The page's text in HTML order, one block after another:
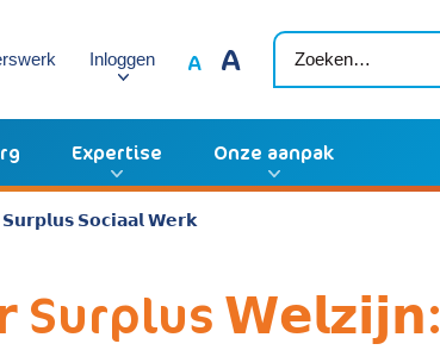
Inloggen A A
Expertise Onze aanpak
𝗦𝗼𝗰𝗶𝗮𝗮𝗹 𝗪𝗲𝗿𝗸
𝗪𝗲𝗹𝘇𝗶𝗷𝗻: